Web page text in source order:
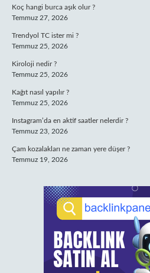
Koç hangi burca aşık olur ?
Temmuz 27, 2026
Trendyol TC ister mi ?
Temmuz 25, 2026
Kiroloji nedir ?
Temmuz 25, 2026
Kağıt nasıl yapılır ?
Temmuz 25, 2026
Instagram’da en aktif saatler nelerdir ?
Temmuz 23, 2026
Çam kozalakları ne zaman yere düşer ?
Temmuz 19, 2026